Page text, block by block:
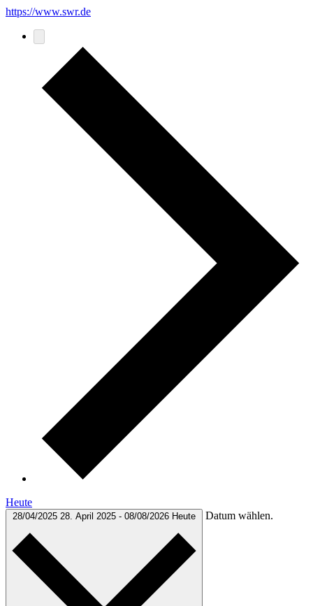
https://www.swr.de
Heute
28/04/2025 28. April 2025 - 08/08/2026 Heute Datum wählen.